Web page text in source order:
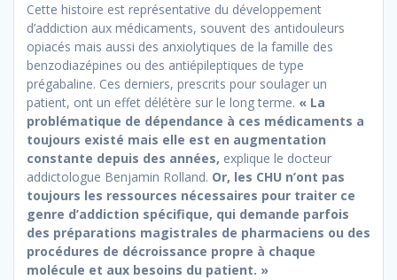
Cette histoire est représentative du développement
d’addiction aux médicaments, souvent des antidouleurs
opiacés mais aussi des anxiolytiques de la famille des
benzodiazépines ou des antiépileptiques de type
prégabaline. Ces derniers, prescrits pour soulager un
patient, ont un effet délétère sur le long terme. « La
problématique de dépendance à ces médicaments a
toujours existé mais elle est en augmentation
constante depuis des années, explique le docteur
addictologue Benjamin Rolland. Or, les CHU n’ont pas
toujours les ressources nécessaires pour traiter ce
genre d’addiction spécifique, qui demande parfois
des préparations magistrales de pharmaciens ou des
procédures de décroissance propre à chaque
molécule et aux besoins du patient. »